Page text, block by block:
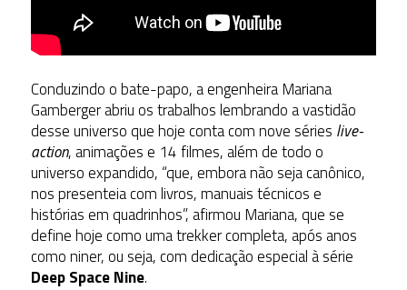
Conduzindo o bate-papo, a engenheira Mariana
Gamberger abriu os trabalhos lembrando a vastidão
desse universo que hoje conta com nove séries live-
action, animações e 14 filmes, além de todo o
universo expandido, “que, embora não seja canônico,
nos presenteia com livros, manuais técnicos e
histórias em quadrinhos”, afirmou Mariana, que se
define hoje como uma trekker completa, após anos
como niner, ou seja, com dedicação especial à série
Deep Space Nine.